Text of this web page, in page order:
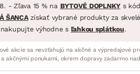
- Zľava 15 % na BYTOVÉ DOPLNKY s
ŠANCAzískať vybrané produkty za
výhodne s ľahkou splátkou.
akcie sa nevzťahujú na akčné a výpredajové
akčnými ponukami, okrem dopravy zadarmo